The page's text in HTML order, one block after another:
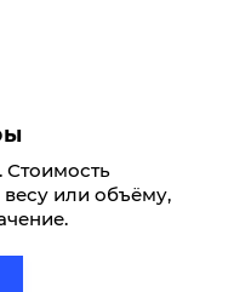
Стоимость
весу или объёму,